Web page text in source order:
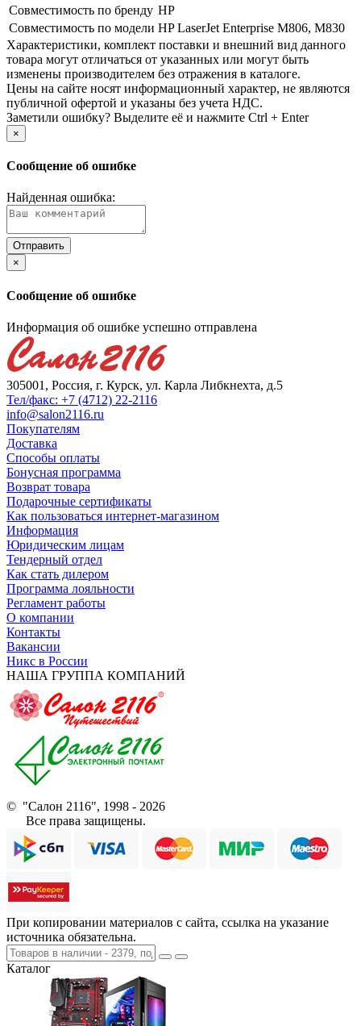
Совместимость по бренду HP
Совместимость по модели HP LaserJet Enterprise M806, M830
Xарактеристики, комплект поставки и внешний вид данного
товара могут отличаться от указанных или могут быть
изменены производителем без отражения в каталоге.
Цены на сайте носят информационный характер, не являются
публичной офертой и указаны без учета НДС.
Заметили ошибку? Выделите её и нажмите Ctrl + Enter
×
Сообщение об ошибке
Найденная ошибка:
×
Сообщение об ошибке
Информация об ошибке успешно отправлена
305001, Россия, г. Курск, ул. Карла Либкнехта, д.5
Тел/факс: +7 (4712) 22-2116
info@salon2116.ru
Покупателям
Доставка
Способы оплаты
Бонусная программа
Возврат товара
Подарочные сертификаты
Как пользоваться интернет-магазином
Информация
Юридическим лицам
Тендерный отдел
Как стать дилером
Программа лояльности
Регламент работы
О компании
Контакты
Вакансии
Никс в России
НАША ГРУППА КОМПАНИЙ
© "Салон 2116", 1998 - 2026
Все права защищены.
При копировании материалов с сайта, ссылка на указание
источника обязательна.
Каталог